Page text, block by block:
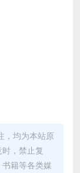
，均为本站原
，禁止复
籍等各类媒